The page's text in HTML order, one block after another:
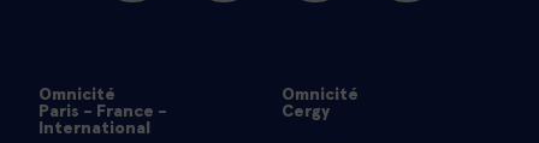
Omnicité
Paris - France -
International
Omnicité
Cergy